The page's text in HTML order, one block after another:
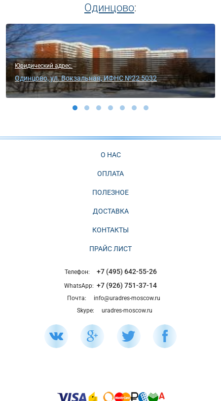
Одинцово:
Юридический адрес:
Одинцово, ул. Говорова, ИФНС №22 5032
Телефон: +7 (495) 642-55-26
WhatsApp: +7 (926) 751-37-14
Почта:
info@uradres-moscow.ru
Skype:
uradres-moscow.ru
О НАС
ОПЛАТА
ПОЛЕЗНОЕ
ДОСТАВКА
КОНТАКТЫ
ПРАЙС ЛИСТ